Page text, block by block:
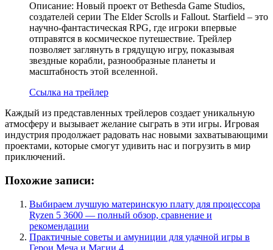
Описание: Новый проект от Bethesda Game Studios,
создателей серии The Elder Scrolls и Fallout. Starfield – это
научно-фантастическая RPG, где игроки впервые
отправятся в космическое путешествие. Трейлер
позволяет заглянуть в грядущую игру, показывая
звездные корабли, разнообразные планеты и
масштабность этой вселенной.
Ссылка на трейлер
Каждый из представленных трейлеров создает уникальную
атмосферу и вызывает желание сыграть в эти игры. Игровая
индустрия продолжает радовать нас новыми захватывающими
проектами, которые смогут удивить нас и погрузить в мир
приключений.
Похожие записи:
Выбираем лучшую материнскую плату для процессора
Ryzen 5 3600 — полный обзор, сравнение и
рекомендации
Практичные советы и амуниции для удачной игры в
Герои Меча и Магии 4